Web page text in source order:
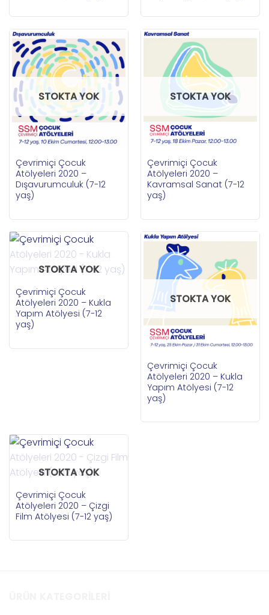
STOKTA YOK
Çevrimiçi Çocuk
Atölyeleri 2020 –
Dışavurumculuk (7-12
yaş)
STOKTA YOK
Çevrimiçi Çocuk
Atölyeleri 2020 –
Kavramsal Sanat (7-12
yaş)
STOKTA YOK
Çevrimiçi Çocuk
Atölyeleri 2020 – Kukla
Yapım Atölyesi (7-12
yaş)
STOKTA YOK
Çevrimiçi Çocuk
Atölyeleri 2020 – Kukla
Yapım Atölyesi (7-12
yaş)
STOKTA YOK
Çevrimiçi Çocuk
Atölyeleri 2020 – Çizgi
Film Atölyesi (7-12 yaş)